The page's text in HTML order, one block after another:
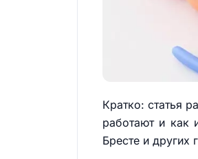
Кратко: статья
работают и как
Бресте и других